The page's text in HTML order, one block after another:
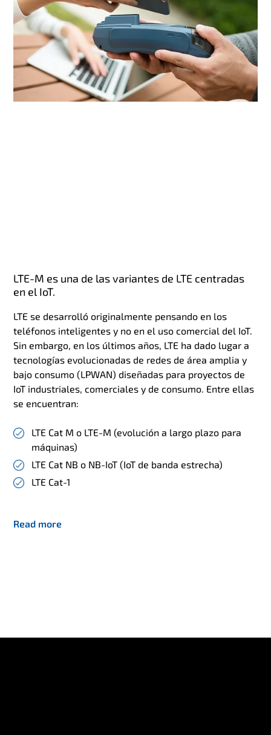
LTE-M es una de las variantes de LTE centradas
en el IoT.
LTE se desarrolló originalmente pensando en los
teléfonos inteligentes y no en el uso comercial del IoT.
Sin embargo, en los últimos años, LTE ha dado lugar a
tecnologías evolucionadas de redes de área amplia y
bajo consumo (LPWAN) diseñadas para proyectos de
IoT industriales, comerciales y de consumo. Entre ellas
se encuentran:
LTE Cat M o LTE-M (evolución a largo plazo para
máquinas)
LTE Cat NB o NB-IoT (IoT de banda estrecha)
LTE Cat-1
Read more